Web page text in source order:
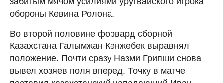
обороны Кевина Ролона.
Во второй половине форвард сборной
Казахстана Галымжан Кенжебек выравнял
положение. Почти сразу Назми Грипши снова
вывел хозяев поля вперед. Точку в матче